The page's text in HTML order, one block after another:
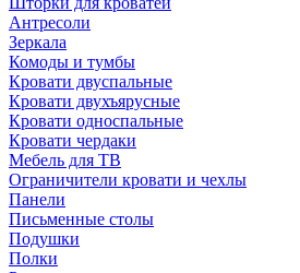
Антресоли
Зеркала
Комоды и тумбы
Кровати двуспальные
Кровати двухъярусные
Кровати односпальные
Кровати чердаки
Мебель для ТВ
Ограничители кровати и чехлы
Панели
Письменные столы
Подушки
Полки